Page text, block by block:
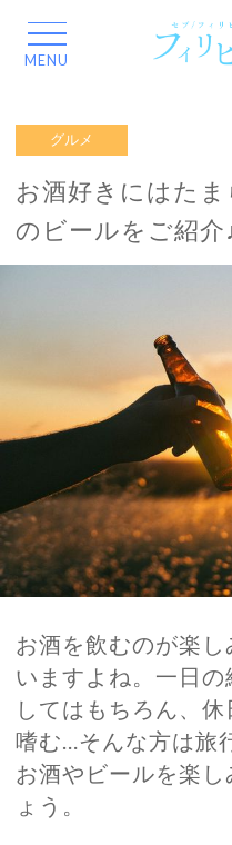
お酒好きにはた
のビールをご紹介
グルメ
お酒を飲むのが楽
いますよね。一日
してはもちろん、
嗜む…そんな方は旅
お酒やビールを楽
ょう。